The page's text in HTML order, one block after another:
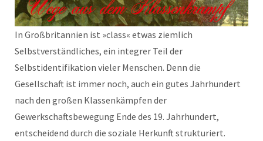
In Großbritannien ist »class« etwas ziemlich
Selbstverständliches, ein integrer Teil der
Selbstidentifikation vieler Menschen. Denn die
Gesellschaft ist immer noch, auch ein gutes Jahrhundert
nach den großen Klassenkämpfen der
Gewerkschaftsbewegung Ende des 19. Jahrhundert,
entscheidend durch die soziale Herkunft strukturiert.